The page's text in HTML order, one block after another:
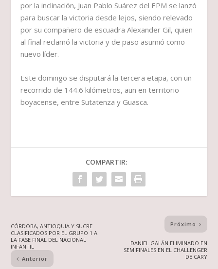
por la inclinación, Juan Pablo Suárez del EPM se lanzó
para buscar la victoria desde lejos, siendo relevado
por su compañero de escuadra Alexander Gil, quien
al final reclamó la victoria y de paso asumió como
nuevo líder.
Este domingo se disputará la tercera etapa, con un
recorrido de 144.6 kilómetros, aun en territorio
boyacense, entre Sutatenza y Guasca.
COMPARTIR:
CÓRDOBA, ANTIOQUIA Y SUCRE
CLASIFICADOS POR EL GRUPO 1 A
LA FASE FINAL DEL NACIONAL
INFANTIL
Anterior
Próximo
DANIEL GALÁN ELIMINADO EN
SEMIFINALES EN EL CHALLENGER
DE CARY